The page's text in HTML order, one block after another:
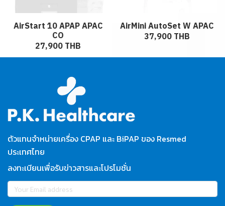
AirStart 10 APAP APAC
CO
27,900 THB
AirMini AutoSet W APAC
37,900 THB
ตัวแทนจำหน่ายเครื่อง CPAP และ BiPAP ของ Resmed
ประเทศไทย
ลงทะเบียนเพื่อรับข่าวสารและโปรโมชั่น